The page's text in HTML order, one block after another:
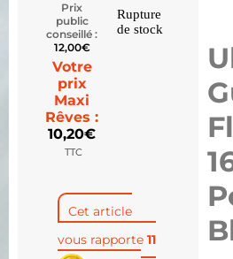
Prix
public
conseillé :
12,00€
Votre
prix
Maxi
Rêves :
10,20€
TTC
Rupture
de stock
Cet article
vous rapporte 11